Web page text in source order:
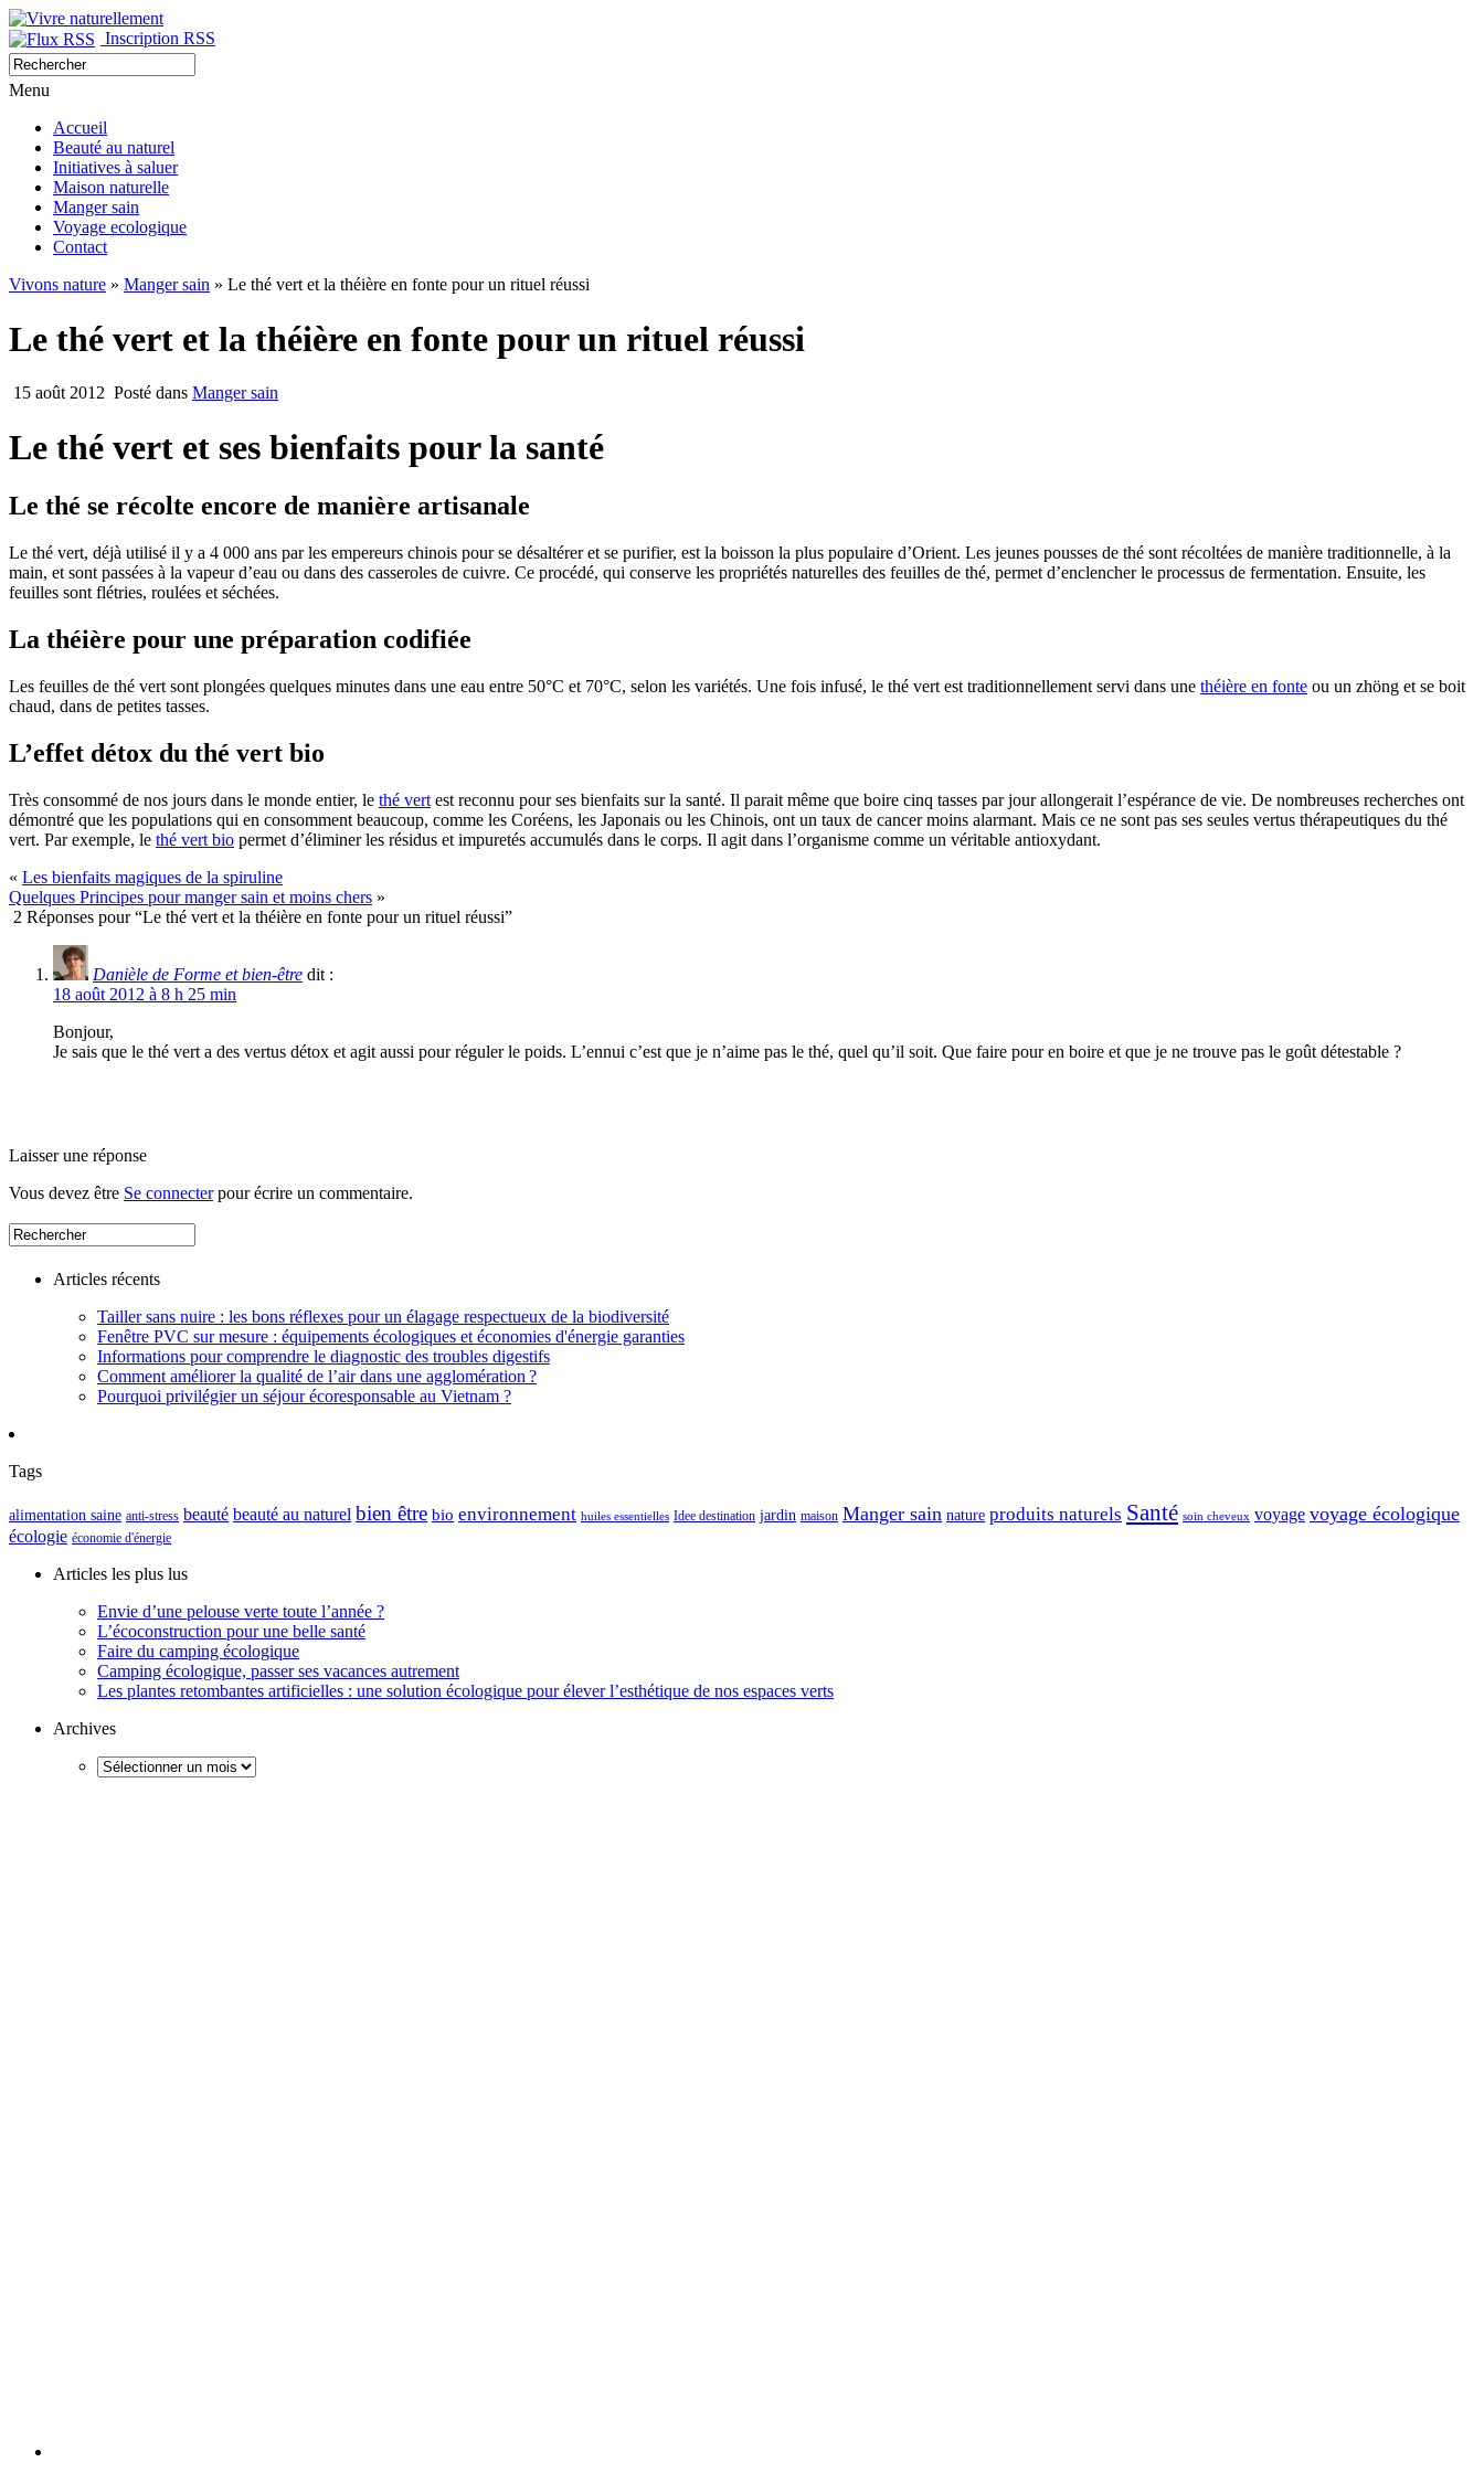
Inscription RSS
Menu
Accueil
Beauté au naturel
Initiatives à saluer
Maison naturelle
Manger sain
Voyage ecologique
Contact
Vivons nature » Manger sain » Le thé vert et la théière en fonte pour un rituel réussi
Le thé vert et la théière en fonte pour un rituel réussi
15 août 2012 Posté dans Manger sain
Le thé vert et ses bienfaits pour la santé
Le thé se récolte encore de manière artisanale
Le thé vert, déjà utilisé il y a 4 000 ans par les empereurs chinois pour se désaltérer et se purifier, est la boisson la plus populaire d’Orient. Les jeunes pousses de thé sont récoltées de manière traditionnelle, à la
main, et sont passées à la vapeur d’eau ou dans des casseroles de cuivre. Ce procédé, qui conserve les propriétés naturelles des feuilles de thé, permet d’enclencher le processus de fermentation. Ensuite, les
feuilles sont flétries, roulées et séchées.
La théière pour une préparation codifiée
Les feuilles de thé vert sont plongées quelques minutes dans une eau entre 50°C et 70°C, selon les variétés. Une fois infusé, le thé vert est traditionnellement servi dans une théière en fonte ou un zhöng et se boit
chaud, dans de petites tasses.
L’effet détox du thé vert bio
Très consommé de nos jours dans le monde entier, le thé vert est reconnu pour ses bienfaits sur la santé. Il parait même que boire cinq tasses par jour allongerait l’espérance de vie. De nombreuses recherches ont
démontré que les populations qui en consomment beaucoup, comme les Coréens, les Japonais ou les Chinois, ont un taux de cancer moins alarmant. Mais ce ne sont pas ses seules vertus thérapeutiques du thé
vert. Par exemple, le thé vert bio permet d’éliminer les résidus et impuretés accumulés dans le corps. Il agit dans l’organisme comme un véritable antioxydant.
« Les bienfaits magiques de la spiruline
Quelques Principes pour manger sain et moins chers »
2 Réponses pour “Le thé vert et la théière en fonte pour un rituel réussi”
Danièle de Forme et bien-être dit :
18 août 2012 à 8 h 25 min
Bonjour,
Je sais que le thé vert a des vertus détox et agit aussi pour réguler le poids. L’ennui c’est que je n’aime pas le thé, quel qu’il soit. Que faire pour en boire et que je ne trouve pas le goût détestable ?
Laisser une réponse
Vous devez être Se connecterpour écrire un commentaire.
Articles récents
Tailler sans nuire : les bons réflexes pour un élagage respectueux de la biodiversité
Fenêtre PVC sur mesure : équipements écologiques et économies d'énergie garanties
Informations pour comprendre le diagnostic des troubles digestifs
Comment améliorer la qualité de l’air dans une agglomération ?
Pourquoi privilégier un séjour écoresponsable au Vietnam ?
Tags
alimentation saine anti-stress beauté beauté au naturel bien être bio environnement huiles essentielles Idee destination jardin maison Manger sain nature produits naturels Santé soin cheveux voyage voyage écologique
écologie économie d'énergie
Articles les plus lus
Envie d’une pelouse verte toute l’année ?
L’écoconstruction pour une belle santé
Faire du camping écologique
Camping écologique, passer ses vacances autrement
Les plantes retombantes artificielles : une solution écologique pour élever l’esthétique de nos espaces verts
Archives